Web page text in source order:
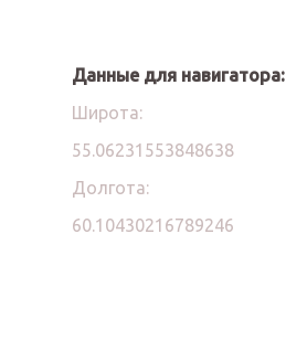
Данные для навигатора:
Широта:
55.06231553848638
Долгота:
60.10430216789246